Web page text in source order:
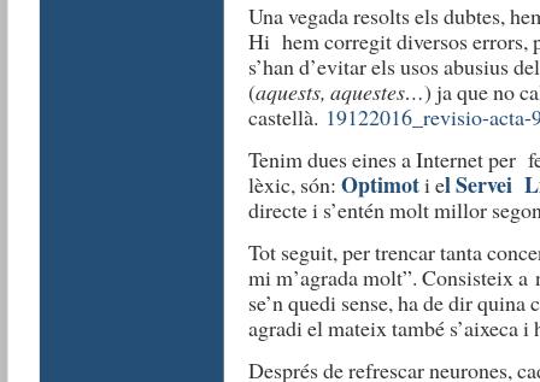
Una vegada resolts els dubtes,
Hi hem corregit diversos errors,
s’han d’evitar els usos abusius
(aquests, aquestes…) ja que no
castellà. 19122016_revisio-
Tenim dues eines a Internet per
lèxic, són: Optimoti el Servei
directe i s’entén molt millor
Tot seguit, per trencar tanta
mi m’agrada molt”. Consisteix a
se’n quedi sense, ha de dir
agradi el mateix també s’aixeca i
Després de refrescar neurones,